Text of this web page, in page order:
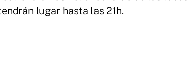
lugar hasta las 21h.